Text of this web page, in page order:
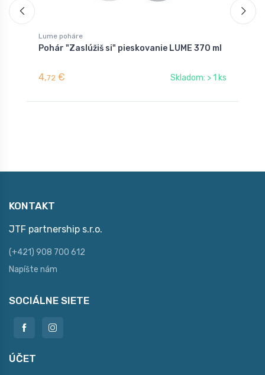
Lume poháre
Pohár "Zaslúžiš si" pieskovanie LUME 370 ml
4,72 € Skladom: > 1 ks
KONTAKT
JTF partnership s.r.o.
(+421) 908 700 612
Napíšte nám
SOCIÁLNE SIETE
ÚČET